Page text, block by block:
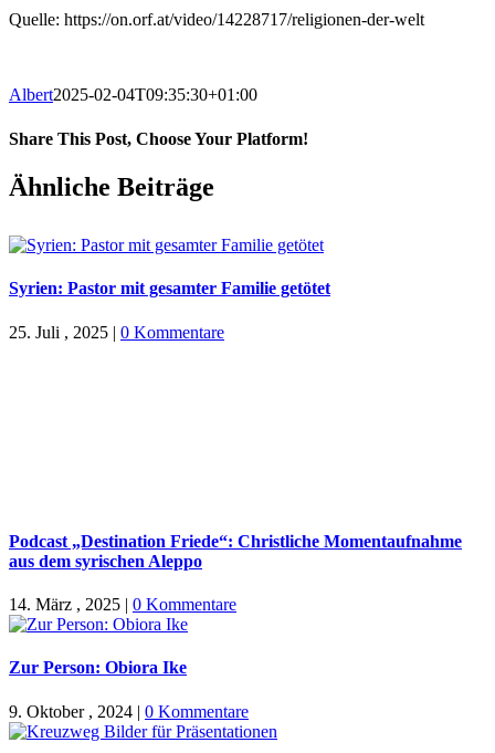
Quelle: https://on.orf.at/video/14228717/religionen-der-welt
Albert2025-02-04T09:35:30+01:00
Share This Post, Choose Your Platform!
Facebook
X
WhatsApp
Pinterest
E-
Mail
Ähnliche Beiträge
Syrien: Pastor mit gesamter Familie getötet
25. Juli , 2025 | 0 Kommentare
Podcast „Destination Friede“: Christliche Momentaufnahme
aus dem syrischen Aleppo
14. März , 2025 | 0 Kommentare
Zur Person: Obiora Ike
9. Oktober , 2024 | 0 Kommentare